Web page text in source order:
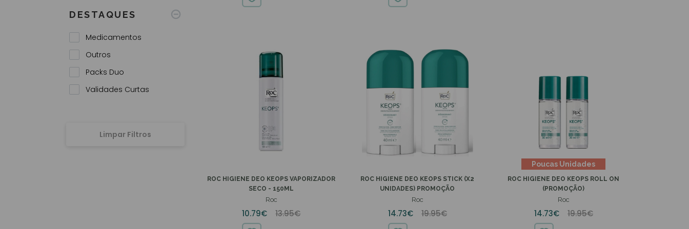
DESTAQUES
Medicamentos
Outros
Packs Duo
Validades Curtas
Limpar Filtros
ROC HIGIENE DEO KEOPS VAPORIZADOR
SECO - 150ML
Roc
10.79€ 13.95€
ROC HIGIENE DEO KEOPS STICK (X2
UNIDADES) PROMOÇÃO
Roc
14.73€ 19.95€
Poucas Unidades
ROC HIGIENE DEO KEOPS ROLL ON
(PROMOÇÃO)
Roc
14.73€ 19.95€